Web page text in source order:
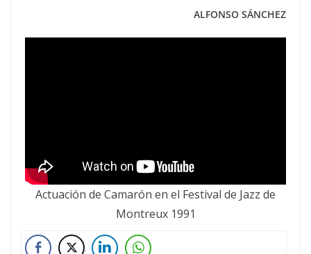
ALFONSO SÁNCHEZ
Actuación de Camarón en el Festival de Jazz de
Montreux 1991